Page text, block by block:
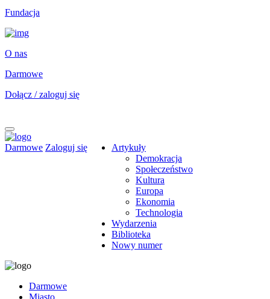
Fundacja
O nas
Darmowe
Dołącz / zaloguj się
Darmowe Zaloguj się
Artykuły
Demokracja
Społeczeństwo
Kultura
Europa
Ekonomia
Technologia
Wydarzenia
Biblioteka
Nowy numer
Darmowe
Miasto